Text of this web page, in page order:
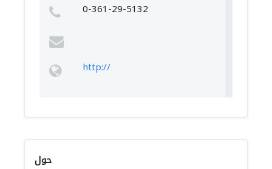
0-361-29-5132
http://
حول